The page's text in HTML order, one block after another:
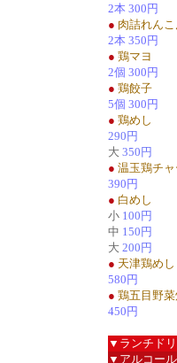
2本 300円
● 肉詰れん
2本 350円
● 鶏マヨ
2個 300円
● 鶏餃子
5個 300円
● 鶏めし
290円
大 350円
● 温玉鶏チ
390円
● 白めし
小 100円
中 150円
大 200円
● 天津鶏めし
580円
● 鶏五目野
450円
▼ランチド
▼アルコール